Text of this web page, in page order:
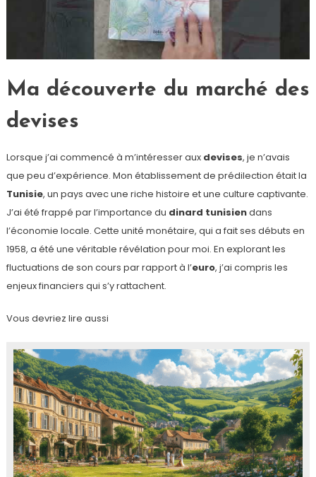
Ma découverte du marché des
devises
Lorsque j’ai commencé à m’intéresser aux devises, je n’avais
que peu d’expérience. Mon établissement de prédilection était la
Tunisie, un pays avec une riche histoire et une culture captivante.
J’ai été frappé par l’importance du dinard tunisiendans
l’économie locale. Cette unité monétaire, qui a fait ses débuts en
1958, a été une véritable révélation pour moi. En explorant les
fluctuations de son cours par rapport à l’euro, j’ai compris les
enjeux financiers qui s’y rattachent.
Vous devriez lire aussi